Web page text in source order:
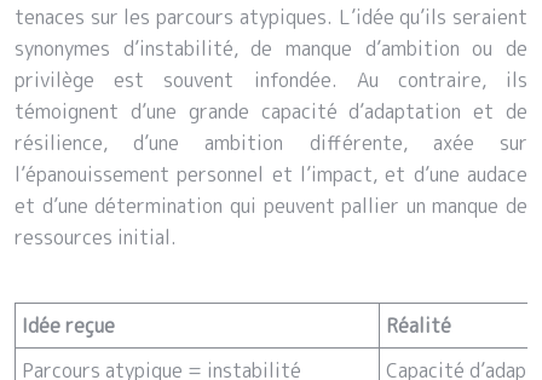
tenaces sur les parcours atypiques. L’idée qu’ils seraient
synonymes d’instabilité, de manque d’ambition ou de
privilège est souvent infondée. Au contraire, ils
témoignent d’une grande capacité d’adaptation et de
résilience, d’une ambition différente, axée sur
l’épanouissement personnel et l’impact, et d’une audace
et d’une détermination qui peuvent pallier un manque de
ressources initial.
Idée reçue
Réalité
Parcours atypique = instabilité
Capacité